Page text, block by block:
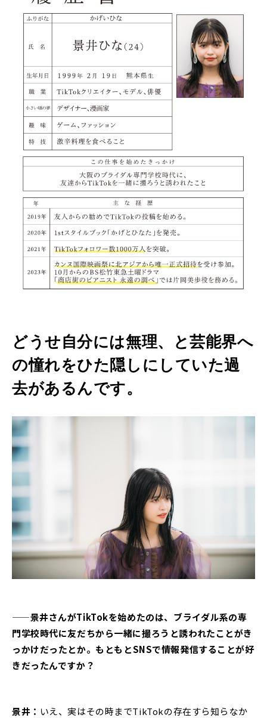
どうせ自分には無理、と芸能界へ
の憧れをひた隠しにしていた過
去があるんです。
——景井さんがTikTokを始めたのは、ブライダル系の専
門学校時代に友だちから一緒に撮ろうと誘われたことがき
っかけだったとか。もともとSNSで情報発信することが好
きだったんですか？
景井： いえ、実はその時までTikTokの存在すら知らなか